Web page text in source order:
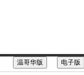
电子版
温哥华版